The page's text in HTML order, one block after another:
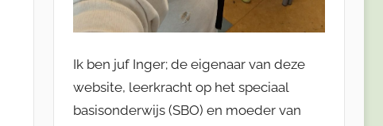
Ik ben juf Inger; de eigenaar van deze
website, leerkracht op het speciaal
basisonderwijs (SBO) en moeder van